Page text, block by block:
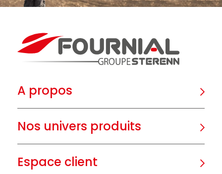
A propos
Nos univers produits
Espace client